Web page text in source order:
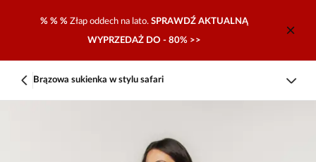
% % % Złap oddech na lato. SPRAWDŹ AKTUALNĄ
WYPRZEDAŻ DO - 80% >>
Brązowa sukienka w stylu safari